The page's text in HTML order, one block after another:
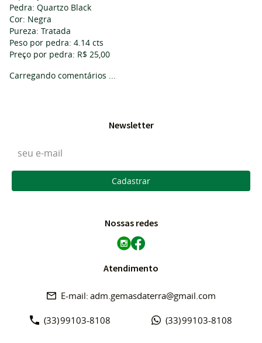
Pedra: Quartzo Black
Cor: Negra
Pureza: Tratada
Peso por pedra: 4.14 cts
Preço por pedra: R$ 25,00
Carregando comentários ...
Newsletter
Cadastrar
Nossas redes
Atendimento
(33)99103-8108 (33)99103-8108
adm.gemasdaterra@gmail.com